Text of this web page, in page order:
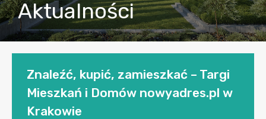
Aktualności
Znaleźć, kupić, zamieszkać – Targi
Mieszkań i Domów nowyadres.pl w
Krakowie